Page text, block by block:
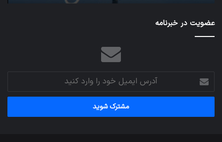
عضویت در خبرنامه
آدرس
ایمیل
خود
وارد